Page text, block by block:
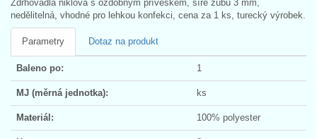
Zdrhovadla niklová s ozdobným přívěskem, šíře zubů 3 mm,
nedělitelná, vhodné pro lehkou konfekci, cena za 1 ks, turecký výrobek.
Parametry Dotaz na produkt
Baleno po: 1
MJ (měrná jednotka): ks
Materiál: 100% polyester